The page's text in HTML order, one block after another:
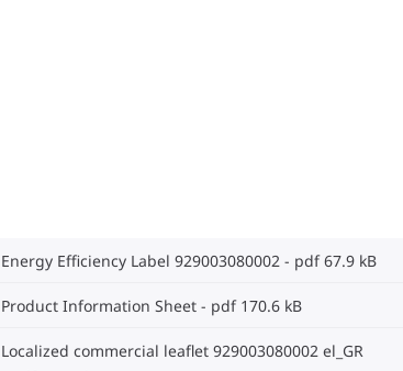
Energy Efficiency Label 929003080002 pdf 67.9 kB
Product Information Sheet pdf 170.6 kB
Localized commercial leaflet 929003080002 el_GR